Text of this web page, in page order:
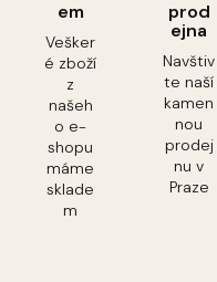
em
Vešker
é zboží
z
našeh
o e-
shopu
máme
sklade
m
prod
ejna
Navštiv
te naší
kamen
nou
prodej
nu v
Praze